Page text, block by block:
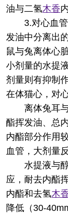
油与二氢木香
3.对心血
发油中分离出
鼠与兔离体心
小剂量的水提
剂量则有抑制
在体猫心，对
离体兔耳
酯挥发油、总
内酯部分作用
血管，大剂量
水提液与
应，耐去内酯
内酯和去氢木
降低（30-